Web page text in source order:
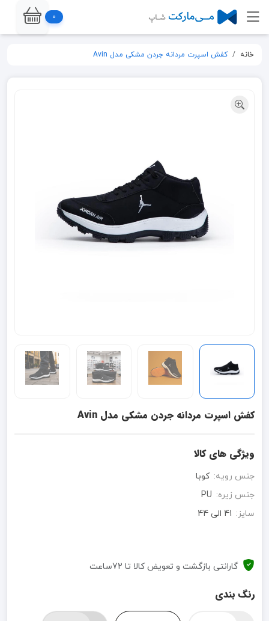
0
خانه کفش اسپرت مردانه جردن مشکی مدل Avin
کفش اسپرت مردانه جردن مشکی مدل Avin
ویژگی های کالا
جنس رویه: کوبا
جنس زیره: PU
سایز: 41 الی 44
گارانتی بازگشت و تعویض کالا تا 72ساعت
رنگ بندی